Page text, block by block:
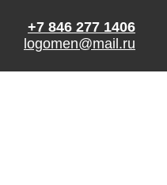
+7 846 277 1406
logomen@mail.ru